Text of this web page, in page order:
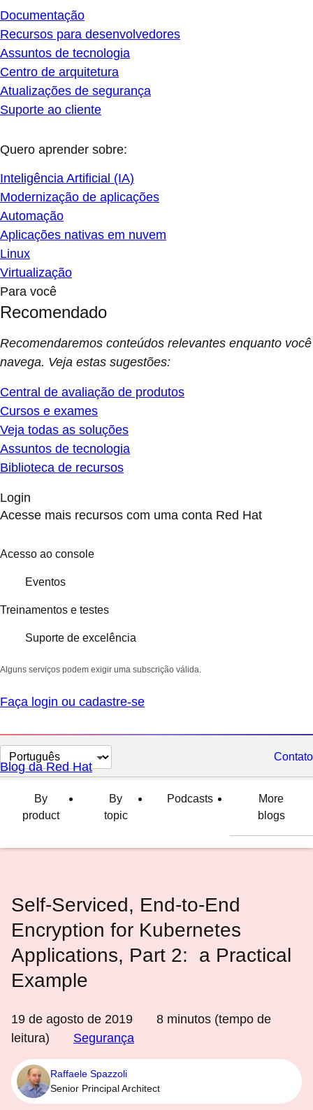
Documentação
Recursos para desenvolvedores
Assuntos de tecnologia
Centro de arquitetura
Atualizações de segurança
Suporte ao cliente
Quero aprender sobre:
Inteligência Artificial (IA)
Modernização de aplicações
Automação
Aplicações nativas em nuvem
Linux
Virtualização
Para você
Recomendado
Recomendaremos conteúdos relevantes enquanto você
navega. Veja estas sugestões:
Central de avaliação de produtos
Cursos e exames
Veja todas as soluções
Assuntos de tecnologia
Biblioteca de recursos
Login
Acesse mais recursos com uma conta Red Hat
Acesso ao console
Eventos
Treinamentos e testes
Suporte de excelência
Alguns serviços podem exigir uma subscrição válida.
Faça login ou cadastre-se
Selecionar
idioma
Contato
Blog da Red Hat
By
product
By
topic
Podcasts
More
blogs
Self-Serviced, End-to-End
Encryption for Kubernetes
Applications, Part 2: a Practical
Example
19 de agosto de 2019 8 minutos (tempo de
leitura)
Segurança
Raffaele Spazzoli
Senior Principal Architect